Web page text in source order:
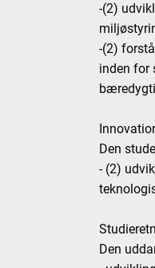
-(2)
-(2)
inden for
Den
- (2)
Den